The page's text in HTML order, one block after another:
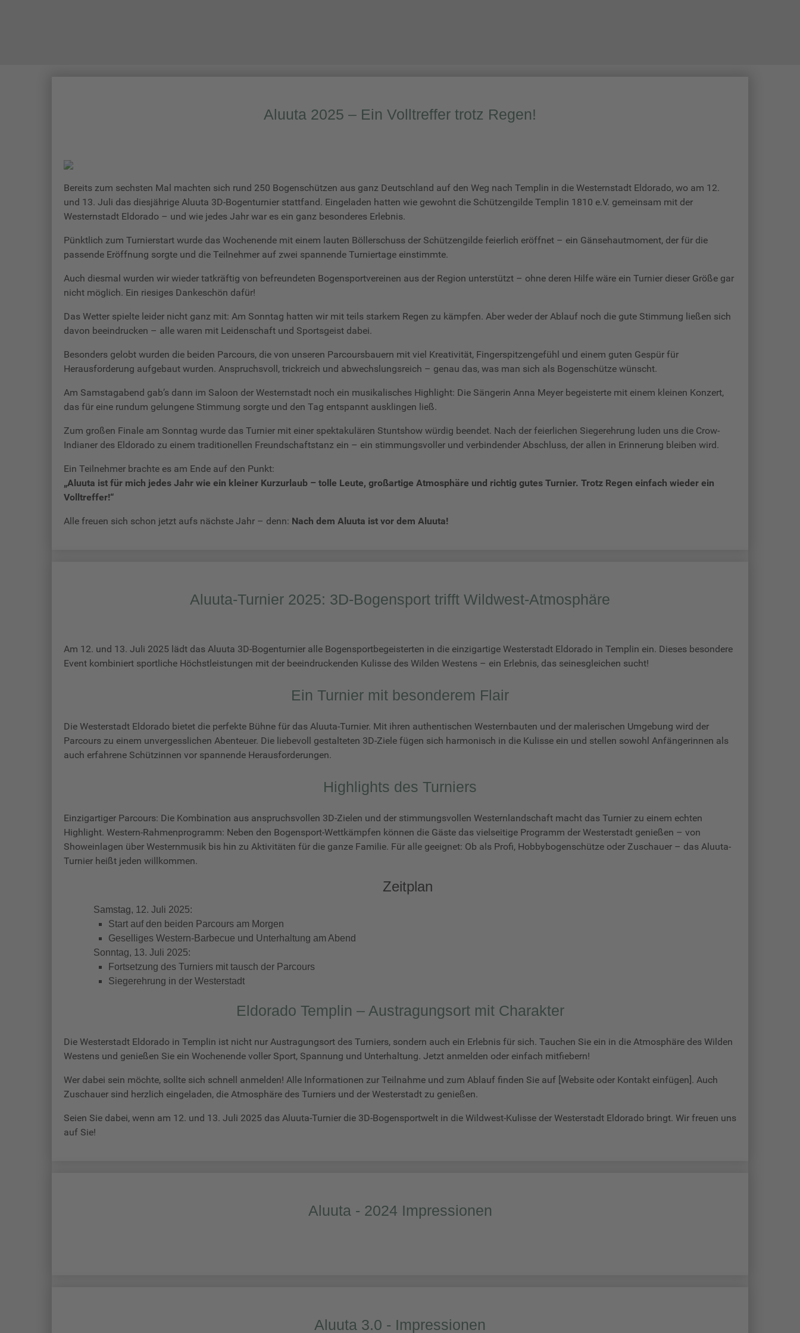
Aluuta 2025 – Ein Volltreffer trotz Regen!
Bereits zum sechsten Mal machten sich rund 250 Bogenschützen aus ganz Deutschland auf den Weg nach Templin in die Westernstadt Eldorado, wo am 12.
und 13. Juli das diesjährige Aluuta 3D-Bogenturnier stattfand. Eingeladen hatten wie gewohnt die Schützengilde Templin 1810 e.V. gemeinsam mit der
Westernstadt Eldorado – und wie jedes Jahr war es ein ganz besonderes Erlebnis.
Pünktlich zum Turnierstart wurde das Wochenende mit einem lauten Böllerschuss der Schützengilde feierlich eröffnet – ein Gänsehautmoment, der für die
passende Eröffnung sorgte und die Teilnehmer auf zwei spannende Turniertage einstimmte.
Auch diesmal wurden wir wieder tatkräftig von befreundeten Bogensportvereinen aus der Region unterstützt – ohne deren Hilfe wäre ein Turnier dieser Größe gar
nicht möglich. Ein riesiges Dankeschön dafür!
Das Wetter spielte leider nicht ganz mit: Am Sonntag hatten wir mit teils starkem Regen zu kämpfen. Aber weder der Ablauf noch die gute Stimmung ließen sich
davon beeindrucken – alle waren mit Leidenschaft und Sportsgeist dabei.
Besonders gelobt wurden die beiden Parcours, die von unseren Parcoursbauern mit viel Kreativität, Fingerspitzengefühl und einem guten Gespür für
Herausforderung aufgebaut wurden. Anspruchsvoll, trickreich und abwechslungsreich – genau das, was man sich als Bogenschütze wünscht.
Am Samstagabend gab’s dann im Saloon der Westernstadt noch ein musikalisches Highlight: Die Sängerin Anna Meyer begeisterte mit einem kleinen Konzert,
das für eine rundum gelungene Stimmung sorgte und den Tag entspannt ausklingen ließ.
Zum großen Finale am Sonntag wurde das Turnier mit einer spektakulären Stuntshow würdig beendet. Nach der feierlichen Siegerehrung luden uns die Crow-
Indianer des Eldorado zu einem traditionellen Freundschaftstanz ein – ein stimmungsvoller und verbindender Abschluss, der allen in Erinnerung bleiben wird.
Ein Teilnehmer brachte es am Ende auf den Punkt:
„Aluuta ist für mich jedes Jahr wie ein kleiner Kurzurlaub – tolle Leute, großartige Atmosphäre und richtig gutes Turnier. Trotz Regen einfach wieder ein
Volltreffer!“
Alle freuen sich schon jetzt aufs nächste Jahr – denn: Nach dem Aluuta ist vor dem Aluuta!
Aluuta-Turnier 2025: 3D-Bogensport trifft Wildwest-Atmosphäre
Am 12. und 13. Juli 2025 lädt das Aluuta 3D-Bogenturnier alle Bogensportbegeisterten in die einzigartige Westerstadt Eldorado in Templin ein. Dieses besondere
Event kombiniert sportliche Höchstleistungen mit der beeindruckenden Kulisse des Wilden Westens – ein Erlebnis, das seinesgleichen sucht!
Ein Turnier mit besonderem Flair
Die Westerstadt Eldorado bietet die perfekte Bühne für das Aluuta-Turnier. Mit ihren authentischen Westernbauten und der malerischen Umgebung wird der
Parcours zu einem unvergesslichen Abenteuer. Die liebevoll gestalteten 3D-Ziele fügen sich harmonisch in die Kulisse ein und stellen sowohl Anfängerinnen als
auch erfahrene Schützinnen vor spannende Herausforderungen.
Highlights des Turniers
Einzigartiger Parcours: Die Kombination aus anspruchsvollen 3D-Zielen und der stimmungsvollen Westernlandschaft macht das Turnier zu einem echten
Highlight. Western-Rahmenprogramm: Neben den Bogensport-Wettkämpfen können die Gäste das vielseitige Programm der Westerstadt genießen – von
Showeinlagen über Westernmusik bis hin zu Aktivitäten für die ganze Familie. Für alle geeignet: Ob als Profi, Hobbybogenschütze oder Zuschauer – das Aluuta-
Turnier heißt jeden willkommen.
Zeitplan
Samstag, 12. Juli 2025:
Start auf den beiden Parcours am Morgen
Geselliges Western-Barbecue und Unterhaltung am Abend
Sonntag, 13. Juli 2025:
Fortsetzung des Turniers mit tausch der Parcours
Siegerehrung in der Westerstadt
Eldorado Templin – Austragungsort mit Charakter
Die Westerstadt Eldorado in Templin ist nicht nur Austragungsort des Turniers, sondern auch ein Erlebnis für sich. Tauchen Sie ein in die Atmosphäre des Wilden
Westens und genießen Sie ein Wochenende voller Sport, Spannung und Unterhaltung. Jetzt anmelden oder einfach mitfiebern!
Wer dabei sein möchte, sollte sich schnell anmelden! Alle Informationen zur Teilnahme und zum Ablauf finden Sie auf [Website oder Kontakt einfügen]. Auch
Zuschauer sind herzlich eingeladen, die Atmosphäre des Turniers und der Westerstadt zu genießen.
Seien Sie dabei, wenn am 12. und 13. Juli 2025 das Aluuta-Turnier die 3D-Bogensportwelt in die Wildwest-Kulisse der Westerstadt Eldorado bringt. Wir freuen uns
auf Sie!
Aluuta - 2024 Impressionen
Aluuta 3.0 - Impressionen